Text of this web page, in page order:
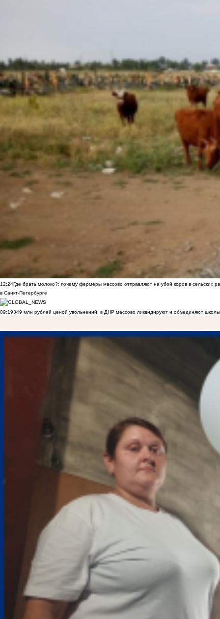
12:24Где брать молоко?: почему фермеры массово отправляют на убой коров в сельских
в Санкт-Петербурге
09:19349 млн рублей ценой увольнений: в ДНР массово ликвидируют и объединяют